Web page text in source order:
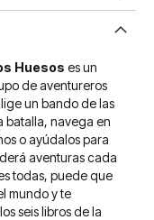
Huesos es un
de aventureros
un bando de las
batalla, navega en
o ayúdalos para
aventuras cada
todas, puede que
mundo y te
seis libros de la